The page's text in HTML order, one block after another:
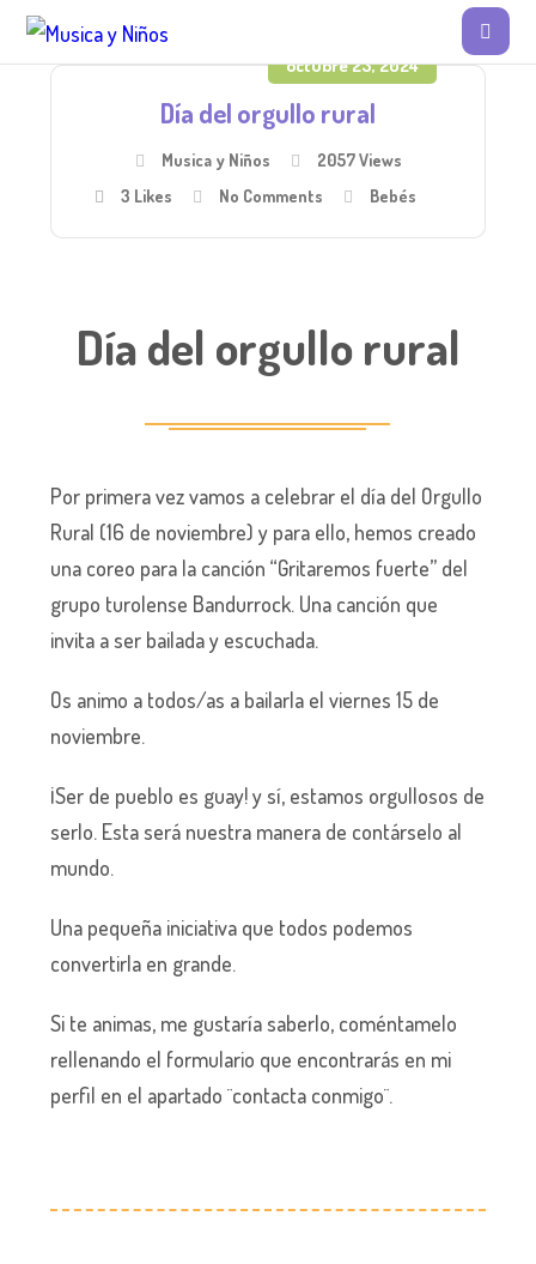
octubre 23, 2024
Día del orgullo rural
Musica y Niños
2057 Views
3 Likes No Comments Bebés
Día del orgullo rural
Por primera vez vamos a celebrar el día del Orgullo
Rural (16 de noviembre) y para ello, hemos creado
una coreo para la canción “Gritaremos fuerte” del
grupo turolense Bandurrock. Una canción que
invita a ser bailada y escuchada.
Os animo a todos/as a bailarla el viernes 15 de
noviembre.
¡Ser de pueblo es guay! y sí, estamos orgullosos de
serlo. Esta será nuestra manera de contárselo al
mundo.
Una pequeña iniciativa que todos podemos
convertirla en grande.
Si te animas, me gustaría saberlo, coméntamelo
rellenando el formulario que encontrarás en mi
perfil en el apartado ¨contacta conmigo¨.